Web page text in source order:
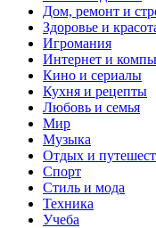
навигация
Дом, ремонт и
Здоровье и
Игромания
Интернет и
Кино и сериалы
Кухня и рецепты
Любовь и семья
Мир
Музыка
Отдых и
Спорт
Стиль и мода
Техника
Учеба